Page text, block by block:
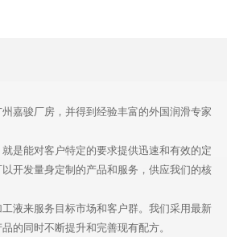
嘉骏厂房，并得到经验丰富的外国润滑专家
是能对客户特定的要求提供迅速和有效的定
开发量身定制的产品和服务，供应我们的核
液来服务目标市场和客户群。我们采用最新
的同时不断提升和完善现有配方。
广州市嘉骏润滑材料有限公
：从原料采购到产品生产，
到成品检测，从产品包装到
谨的步骤执行，确保产品及
越客户的期望。